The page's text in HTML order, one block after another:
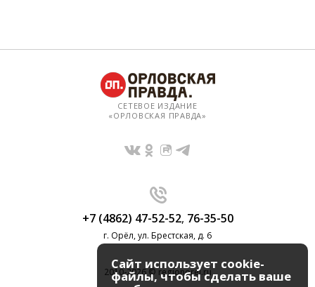
СЕТЕВОЕ ИЗДАНИЕ
«ОРЛОВСКАЯ ПРАВДА»
+7 (4862) 47-52-52, 76-35-50
г. Орёл, ул. Брестская, д. 6
2010-2026 © regionorel.ru
Сайт использует cookie-
файлы, чтобы сделать ваше